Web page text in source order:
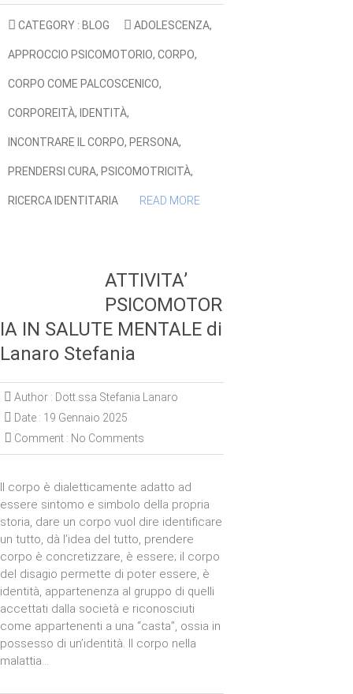
CATEGORY : BLOG ADOLESCENZA,
APPROCCIO PSICOMOTORIO, CORPO,
CORPO COME PALCOSCENICO,
CORPOREITÀ, IDENTITÀ,
INCONTRARE IL CORPO, PERSONA,
PRENDERSI CURA, PSICOMOTRICITÀ,
RICERCA IDENTITARIA READ MORE
ATTIVITA’
PSICOMOTOR
IA IN SALUTE MENTALE di
Lanaro Stefania
Author : Dott.ssa Stefania Lanaro
Date : 19 Gennaio 2025
Comment : No Comments
Il corpo è dialetticamente adatto ad
essere sintomo e simbolo della propria
storia, dare un corpo vuol dire identificare
un tutto, dà l’idea del tutto, prendere
corpo è concretizzare, è essere; il corpo
del disagio permette di poter essere, è
identità, appartenenza al gruppo di quelli
accettati dalla società e riconosciuti
come appartenenti a una “casta”, ossia in
possesso di un’identità. Il corpo nella
malattia…